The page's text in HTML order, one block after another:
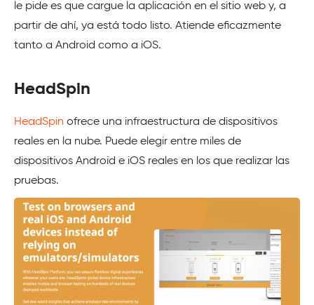
le pide es que cargue la aplicación en el sitio web y, a
partir de ahí, ya está todo listo. Atiende eficazmente
tanto a Android como a iOS.
HeadSpin
HeadSpin ofrece una infraestructura de dispositivos
reales en la nube. Puede elegir entre miles de
dispositivos Android e iOS reales en los que realizar las
pruebas.